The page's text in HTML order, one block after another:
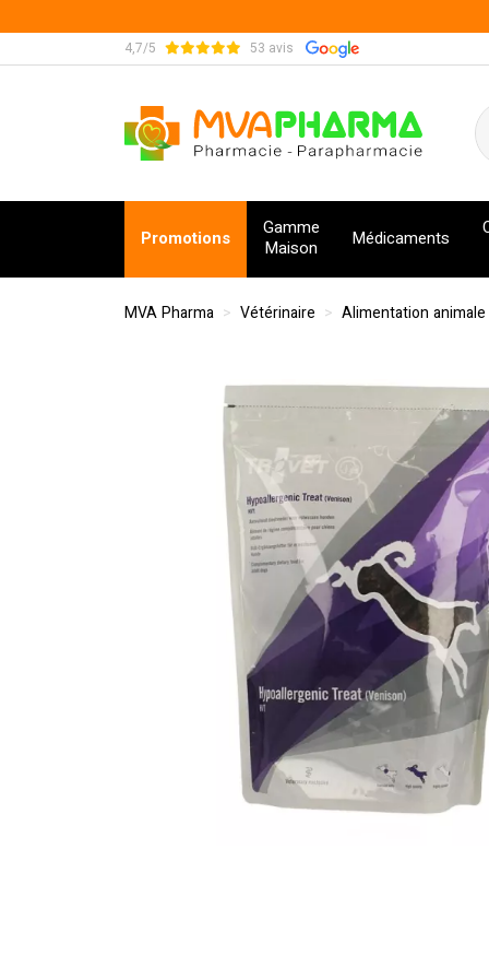
4,7/5 53 avis
MVA Pharma Votre pharmacie en ligne à votre
Promotions
Gamme
Maison
Médicaments
MVA Pharma Vétérinaire Alimentation animale